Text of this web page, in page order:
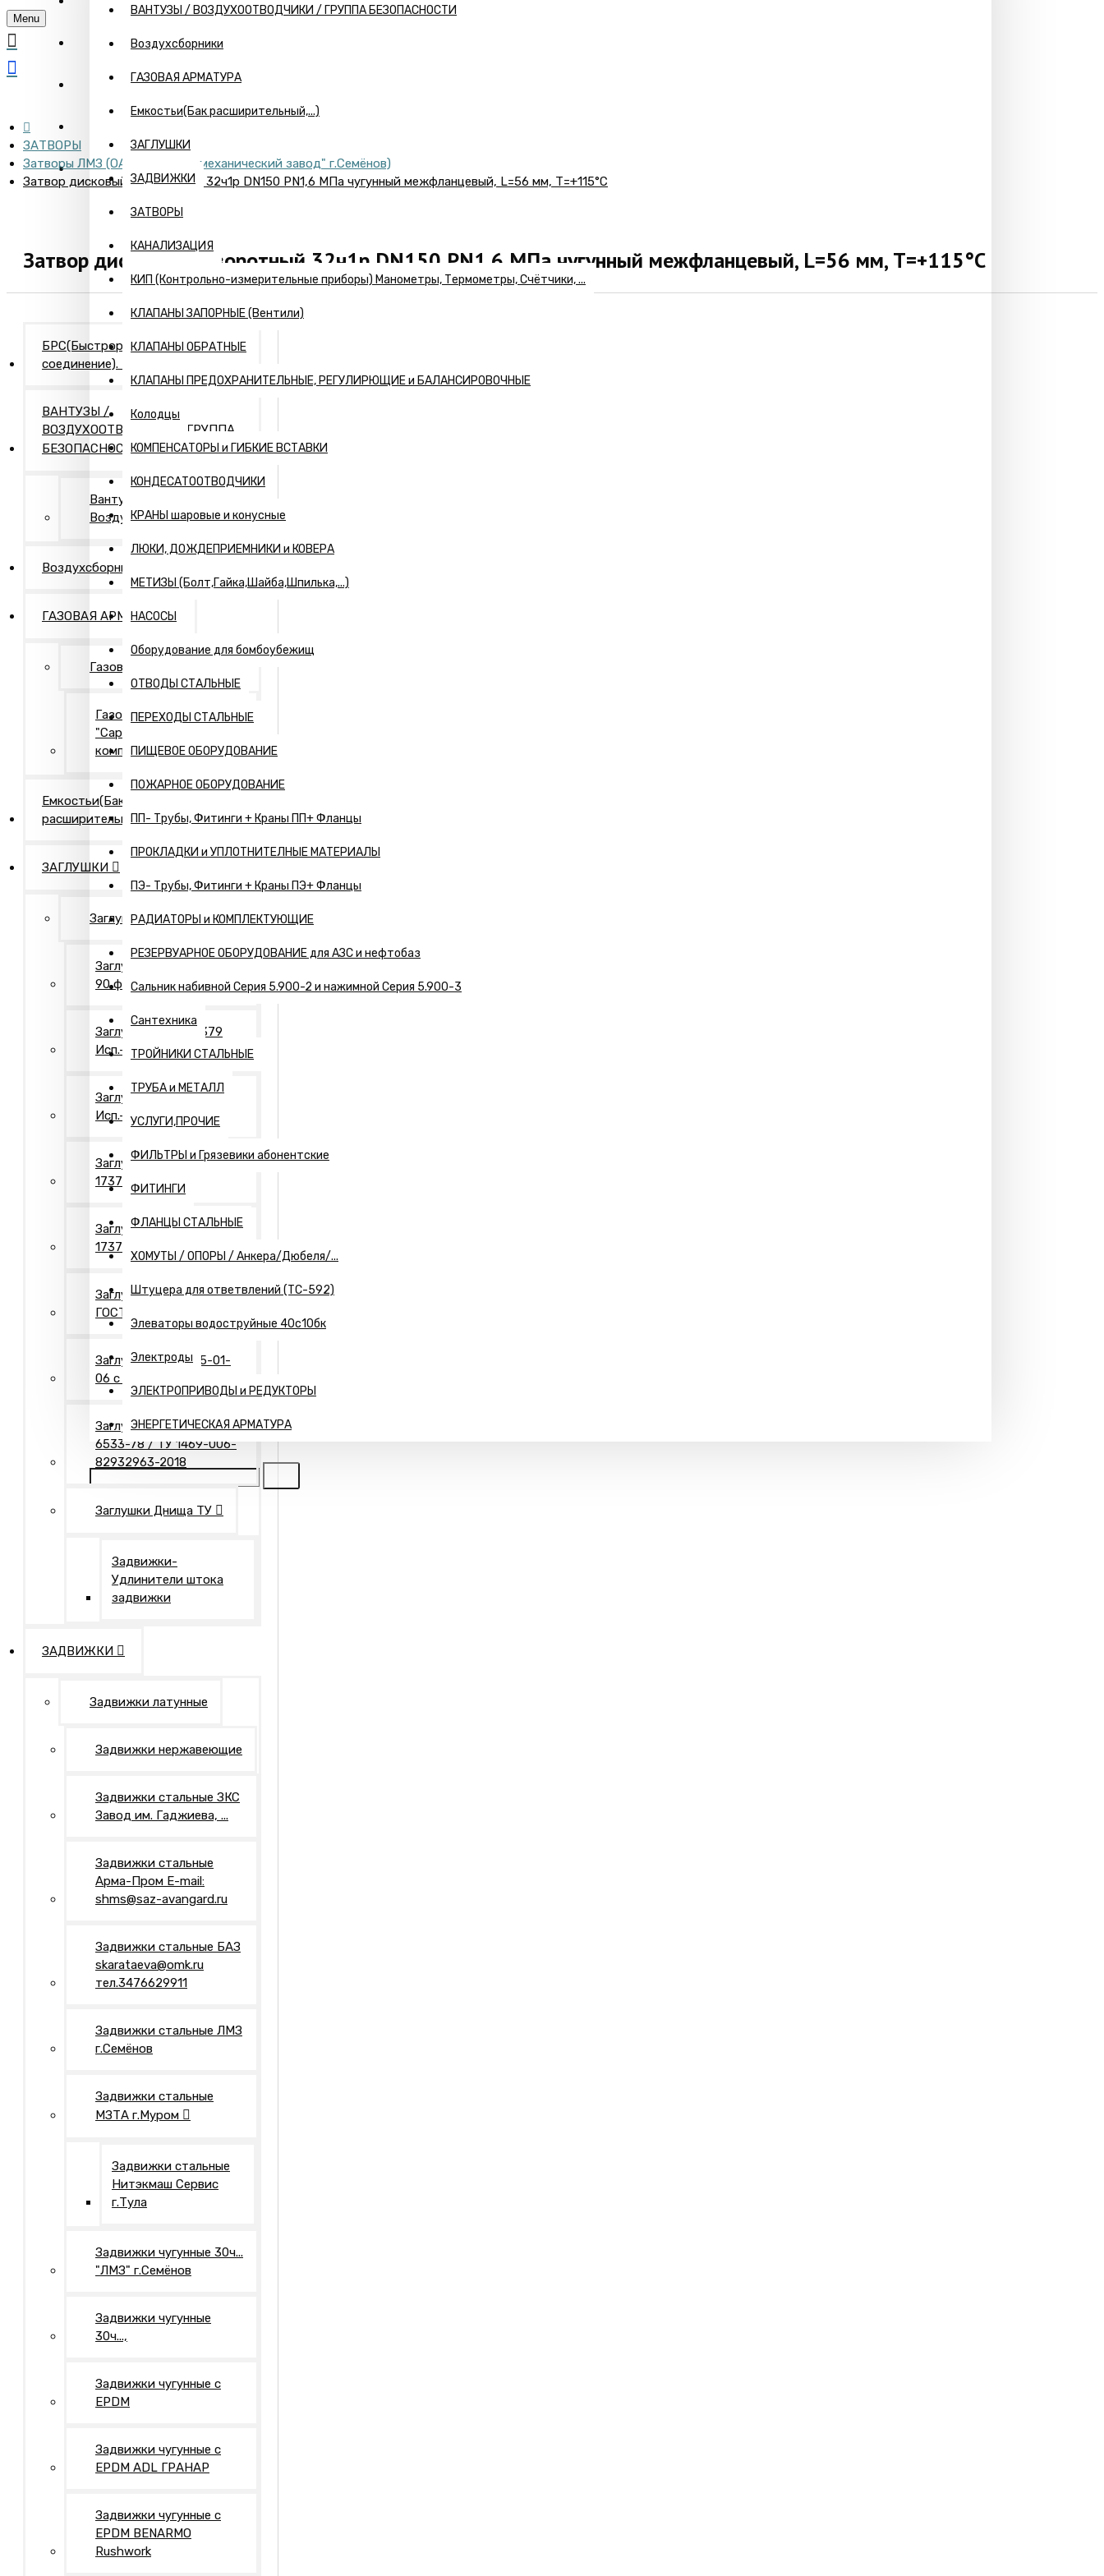
ВАНТУЗЫ / ВОЗДУХООТВОДЧИКИ / ГРУППА БЕЗОПАСНОСТИ
Воздухсборники
ГАЗОВАЯ АРМАТУРА
Емкостьи(Бак расширительный,...)
ЗАГЛУШКИ
ЗАДВИЖКИ
ЗАТВОРЫ
КАНАЛИЗАЦИЯ
КИП (Контрольно-измерительные приборы) Манометры, Термометры, Счётчики, ...
КЛАПАНЫ ЗАПОРНЫЕ (Вентили)
КЛАПАНЫ ОБРАТНЫЕ
КЛАПАНЫ ПРЕДОХРАНИТЕЛЬНЫЕ, РЕГУЛИРЮЩИЕ и БАЛАНСИРОВОЧНЫЕ
Колодцы
КОМПЕНСАТОРЫ и ГИБКИЕ ВСТАВКИ
КОНДЕСАТООТВОДЧИКИ
КРАНЫ шаровые и конусные
ЛЮКИ, ДОЖДЕПРИЕМНИКИ и КОВЕРА
МЕТИЗЫ (Болт,Гайка,Шайба,Шпилька,...)
НАСОСЫ
Оборудование для бомбоубежищ
ОТВОДЫ СТАЛЬНЫЕ
ПЕРЕХОДЫ СТАЛЬНЫЕ
ПИЩЕВОЕ ОБОРУДОВАНИЕ
ПОЖАРНОЕ ОБОРУДОВАНИЕ
ПП- Трубы, Фитинги + Краны ПП+ Фланцы
ПРОКЛАДКИ и УПЛОТНИТЕЛНЫЕ МАТЕРИАЛЫ
ПЭ- Трубы, Фитинги + Краны ПЭ+ Фланцы
РАДИАТОРЫ и КОМПЛЕКТУЮЩИЕ
РЕЗЕРВУАРНОЕ ОБОРУДОВАНИЕ для АЗС и нефтобаз
Сальник набивной Серия 5.900-2 и нажимной Серия 5.900-3
Сантехника
ТРОЙНИКИ СТАЛЬНЫЕ
ТРУБА и МЕТАЛЛ
УСЛУГИ,ПРОЧИЕ
ФИЛЬТРЫ и Грязевики абонентские
ФИТИНГИ
ФЛАНЦЫ СТАЛЬНЫЕ
ХОМУТЫ / ОПОРЫ / Анкера/Дюбеля/...
Штуцера для ответвлений (ТС-592)
Элеваторы водоструйные 40с10бк
Электроды
ЭЛЕКТРОПРИВОДЫ и РЕДУКТОРЫ
ЭНЕРГЕТИЧЕСКАЯ АРМАТУРА
О КОМПАНИИ
ИНФОРМАЦИЯ
КОНТАКТЫ
Menu
ЗАТВОРЫ
Затворы ЛМЗ (ОАО "Литейно-механический завод" г.Семёнов)
Затвор дисковый поворотный 32ч1р DN150 PN1,6 МПа чугунный межфланцевый, L=56 мм, Т=+115°С
Затвор дисковый поворотный 32ч1р DN150 PN1,6 МПа чугунный межфланцевый, L=56 мм, Т=+115°С
БРС(Быстроразъемное
соединение). Камлоки
ВАНТУЗЫ /
ВОЗДУХООТВОДЧИКИ / ГРУППА
БЕЗОПАСНОСТИ
Вантузы и
Воздухоотводчики
Воздухсборники
ГАЗОВАЯ АРМАТУРА
Газовая арматура
Газовая арматура
"Саратовская газовая
компания"
Емкостьи(Бак
расширительный,...)
ЗАГЛУШКИ
Заглушки Нержавеющие
Заглушки АТК 24.200.02-
90 фланцевые
Заглушки ГОСТ 17379
Исп.- 1. Оцинкованные
Заглушки ГОСТ 17379
Исп.- 2. Оцинкованные
Заглушки Исп.- 1 ГОСТ
17379
Заглушки Исп.- 2 ГОСТ
17379
Заглушки Исп.- 2"П"
ГОСТ 17379
Заглушки Т-ММ-25-01-
06 с рукояткой
Заглушки Днища ГОСТ
6533-78 / ТУ 1469-006-
82932963-2018
Заглушки Днища ТУ
Задвижки-
Удлинители штока
задвижки
ЗАДВИЖКИ
Задвижки латунные
Задвижки нержавеющие
Задвижки стальные ЗКС
Завод им. Гаджиева, ...
Задвижки стальные
Арма-Пром E-mail:
shms@saz-avangard.ru
Задвижки стальные БАЗ
skarataeva@omk.ru
тел.3476629911
Задвижки стальные ЛМЗ
г.Семёнов
Задвижки стальные
МЗТА г.Муром
Задвижки стальные
Нитэкмаш Сервис
г.Тула
Задвижки чугунные 30ч...
"ЛМЗ" г.Семёнов
Задвижки чугунные
30ч...,
Задвижки чугунные с
EPDM
Задвижки чугунные с
EPDM ADL ГРАНАР
Задвижки чугунные с
EPDM BENARMO
Rushwork